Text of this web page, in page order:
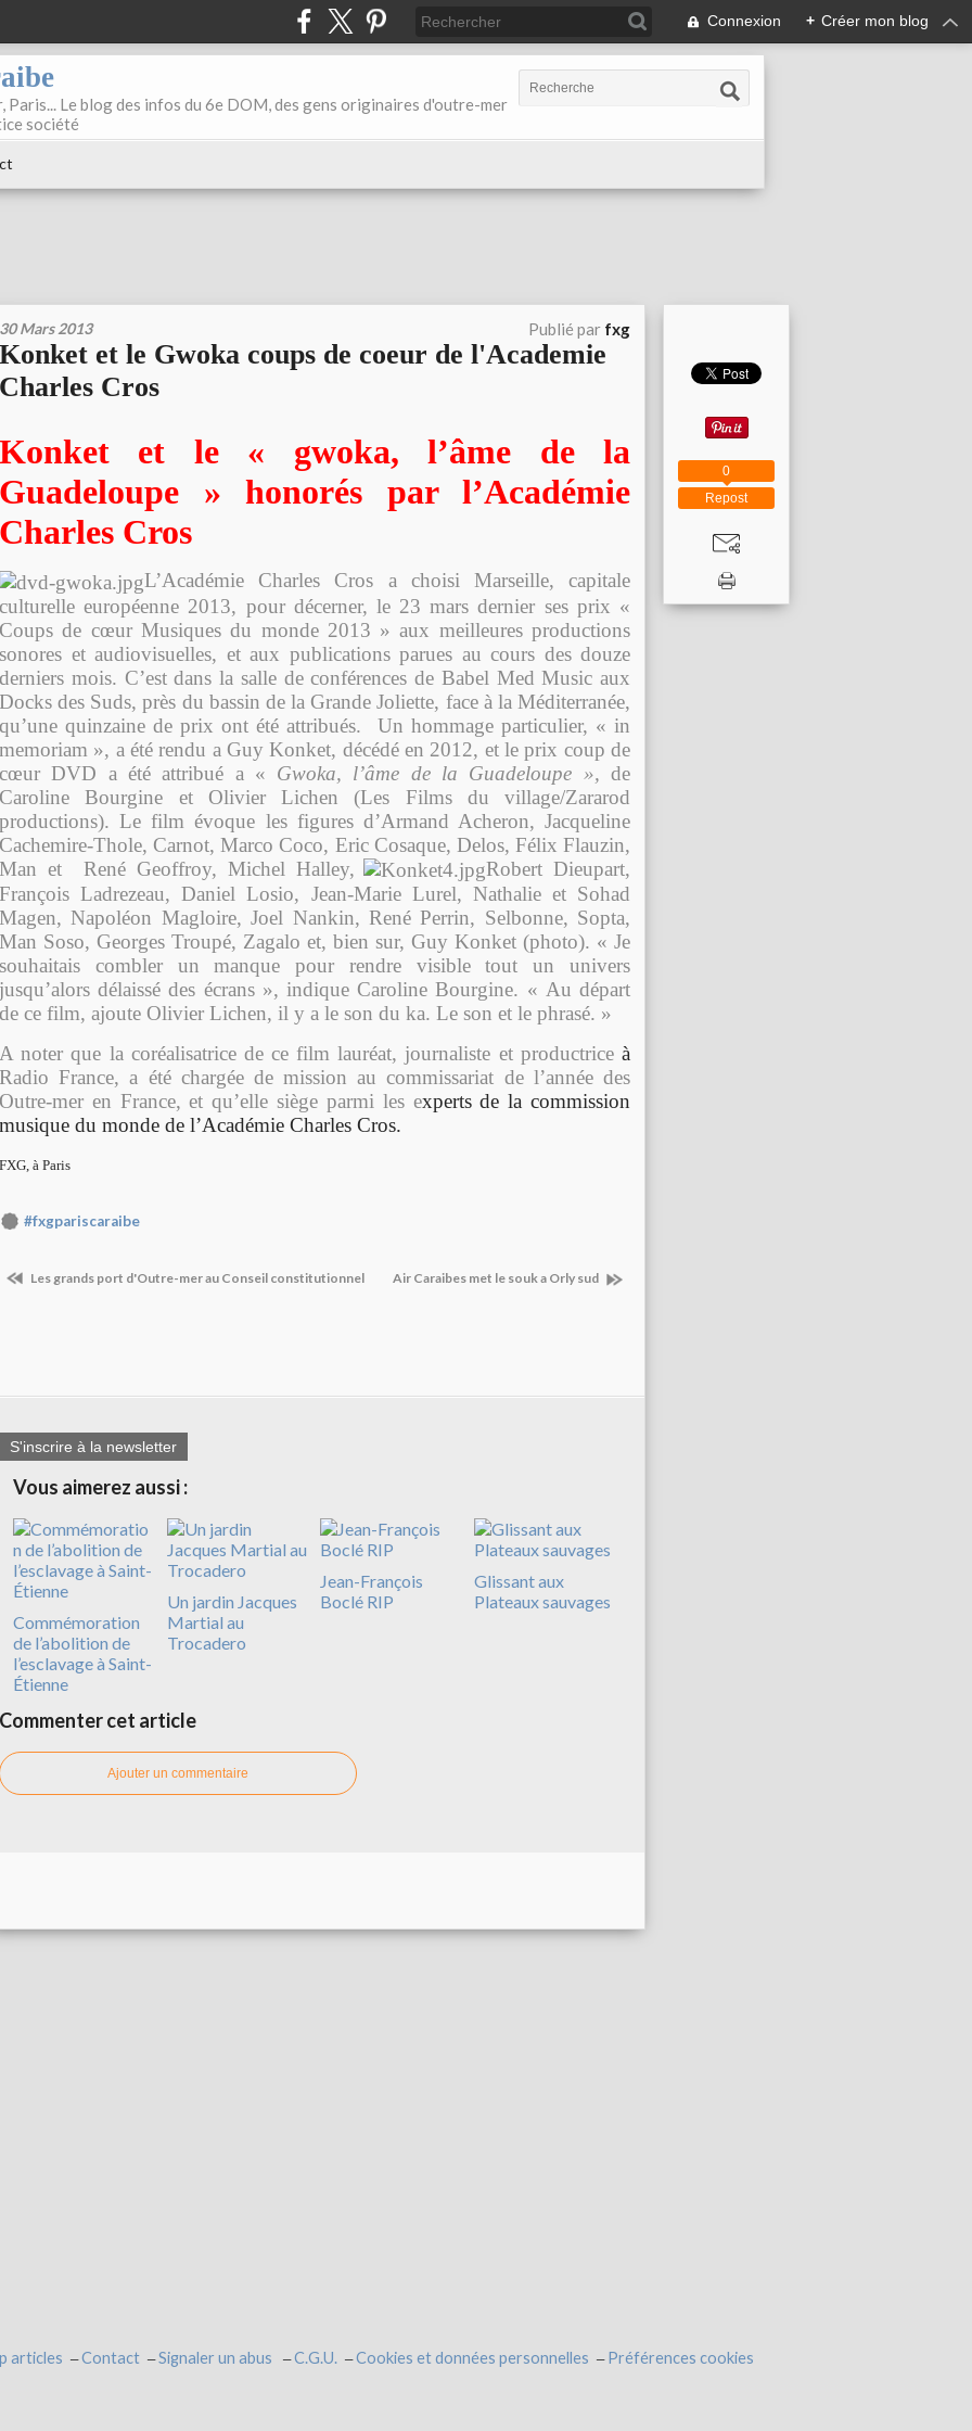
Connexion + Créer mon blog
Paris... Le blog des infos du 6e DOM, des gens originaires d'outre-mer
société
30 Mars 2013 Publié par fxg
Konket et le Gwoka coups de coeur de l'Academie
Charles Cros
Konket et le « gwoka, l’âme de la
Guadeloupe » honorés par l’Académie
Charles Cros
L’Académie Charles Cros a choisi Marseille, capitale
culturelle européenne 2013, pour décerner, le 23 mars dernier ses prix «
Coups de cœur Musiques du monde 2013 » aux meilleures productions
sonores et audiovisuelles, et aux publications parues au cours des douze
derniers mois. C’est dans la salle de conférences de Babel Med Music aux
Docks des Suds, près du bassin de la Grande Joliette, face à la Méditerranée,
qu’une quinzaine de prix ont été attribués. Un hommage particulier, « in
memoriam », a été rendu a Guy Konket, décédé en 2012, et le prix coup de
cœur DVD a été attribué a « Gwoka, l’âme de la Guadeloupe », de
Caroline Bourgine et Olivier Lichen (Les Films du village/Zararod
productions). Le film évoque les figures d’Armand Acheron, Jacqueline
Cachemire-Thole, Carnot, Marco Coco, Eric Cosaque, Delos, Félix Flauzin,
Man et René Geoffroy, Michel Halley,
Robert Dieupart,
François Ladrezeau, Daniel Losio, Jean-Marie Lurel, Nathalie et Sohad
Magen, Napoléon Magloire, Joel Nankin, René Perrin, Selbonne, Sopta,
Man Soso, Georges Troupé, Zagalo et, bien sur, Guy Konket (photo). « Je
souhaitais combler un manque pour rendre visible tout un univers
jusqu’alors délaissé des écrans », indique Caroline Bourgine. « Au départ
de ce film, ajoute Olivier Lichen, il y a le son du ka. Le son et le phrasé. »
A noter que la coréalisatrice de ce film lauréat, journaliste et productrice à
Radio France, a été chargée de mission au commissariat de l’année des
Outre-mer en France, et qu’elle siège parmi les experts de la commission
musique du monde de l’Académie Charles Cros.
FXG, à Paris
#fxgpariscaraibe
Les grands port d'Outre-mer au Conseil constitutionnel Air Caraibes met le souk a Orly sud
S'inscrire à la newsletter
Vous aimerez aussi :
Commémoration
de l’abolition de
l’esclavage à Saint-
Étienne
Un jardin Jacques
Martial au
Trocadero
Jean-François
Boclé RIP
Glissant aux
Plateaux sauvages
Commenter cet article
Ajouter un commentaire
Repost
0
articles Contact Signaler un abus C.G.U. Cookies et données personnelles Préférences cookies